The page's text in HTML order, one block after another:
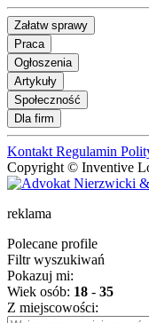
Załatw sprawy
Praca
Ogłoszenia
Artykuły
Społeczność
Dla firm
Kontakt Regulamin
Copyright © Inventive
reklama
Polecane profile
Filtr wyszukiwań
Pokazuj mi:
Wiek osób: 18 - 35
Z miejscowości: